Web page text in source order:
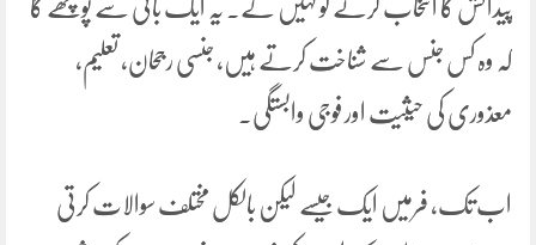
پیدائش کا انتخاب کرنے کو کہیں گے۔ یہ ایک بانی سے پوچھے گا
کہ وہ کس جنس سے شناخت کرتے ہیں، جنسی رجحان، تعلیم،
معذوری کی حیثیت اور فوجی وابستگی۔
اب تک، فرمیں ایک جیسے لیکن بالکل مختلف سوالات کرتی